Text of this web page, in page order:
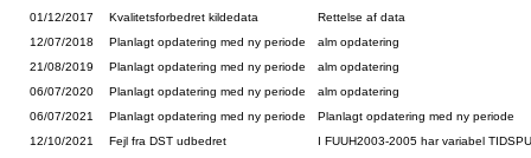
01/12/2017
Kvalitetsforbedret kildedata
Rettelse af data
12/07/2018
Planlagt opdatering med ny periode
alm opdatering
21/08/2019
Planlagt opdatering med ny periode
alm opdatering
06/07/2020
Planlagt opdatering med ny periode
alm opdatering
06/07/2021
Planlagt opdatering med ny periode
Planlagt opdatering med ny periode
12/10/2021
Fejl fra DST udbedret
I FUUH2003-2005 har variabel